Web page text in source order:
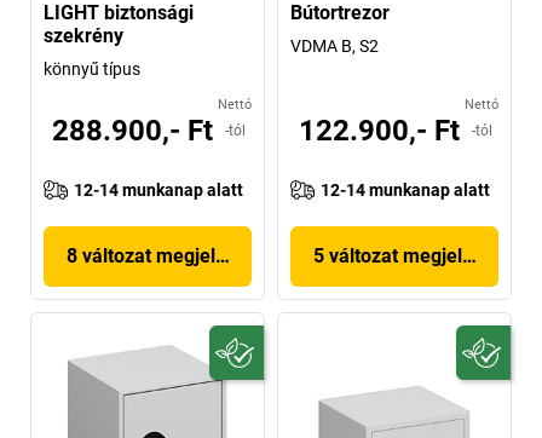
LIGHT biztonsági
szekrény
könnyű típus
Nettó
288.900,- Ft -tól
12-14 munkanap alatt
8 változat megjelenítése
Bútortrezor
VDMA B, S2
Nettó
122.900,- Ft -tól
12-14 munkanap alatt
5 változat megjelenítése